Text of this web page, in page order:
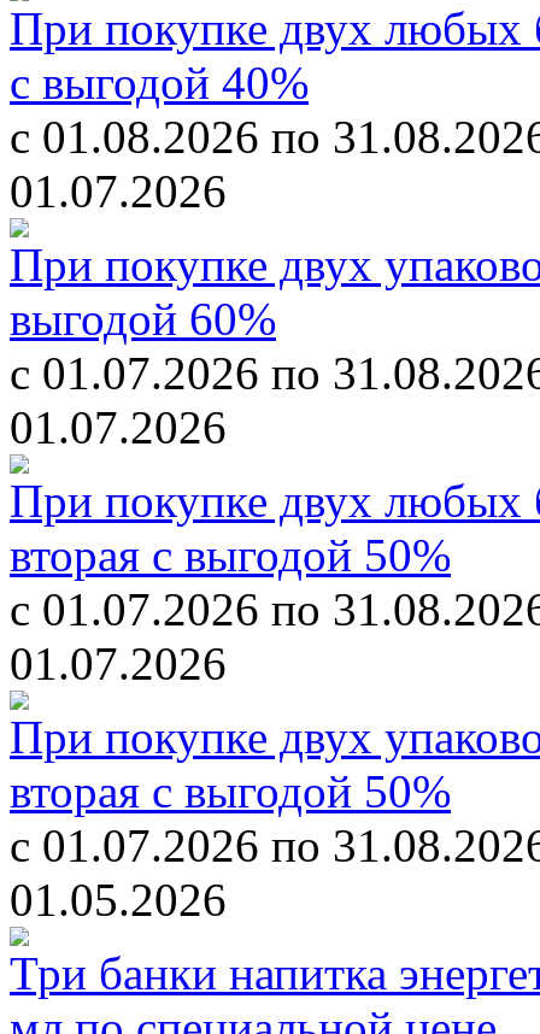
При покупке двух любых
с выгодой 40%
с 01.08.2026 по
01.07.2026
При покупке двух
выгодой 60%
с 01.07.2026 по
01.07.2026
При покупке двух любых
вторая с выгодой 50%
с 01.07.2026 по
01.07.2026
При покупке двух
вторая с выгодой 50%
с 01.07.2026 по
01.05.2026
Три банки напитка